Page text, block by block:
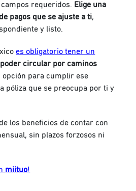
requeridos. Elige una
pagos que se ajuste a ti,
y listo.
es obligatorio tener un
circular por caminos
opción para cumplir ese
póliza que se preocupa por ti y
los beneficios de contar con
sin plazos forzosos ni
miituo!